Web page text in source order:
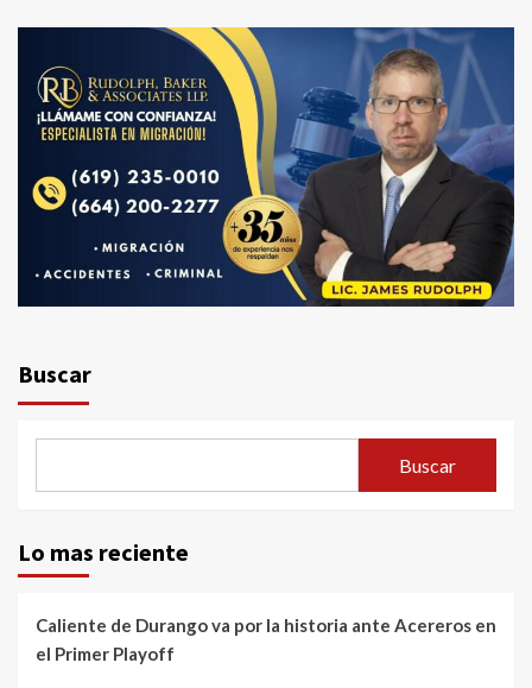
Buscar
Buscar
Lo mas reciente
Caliente de Durango va por la historia ante Acereros en
el Primer Playoff